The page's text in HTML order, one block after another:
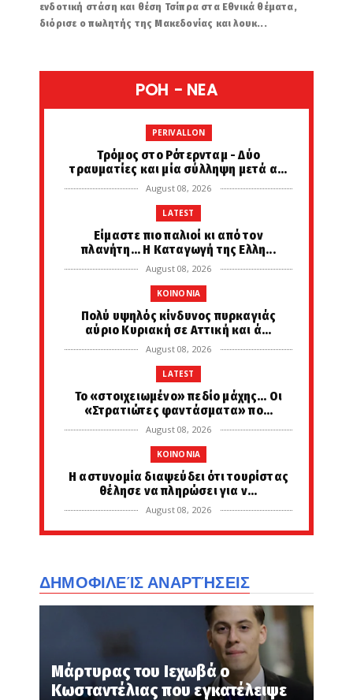
ενδοτική στάση και θέση Τσίπρα στα Εθνικά θέματα,
διόρισε ο πωλητής της Μακεδονίας και λουκ...
POH - NEA
PERIVALLON
Tρόμος στο Ρότερνταμ - Δύο
τραυματίες και μία σύλληψη μετά α...
August 08, 2026
LATEST
Είμαστε πιο παλιοί κι από τον
πλανήτη... Η Καταγωγή της Ελλη...
August 08, 2026
KOINONIA
Πολύ υψηλός κίνδυνος πυρκαγιάς
αύριο Κυριακή σε Αττική και ά...
August 08, 2026
LATEST
Το «στοιχειωμένο» πεδίο μάχης… Οι
«Στρατιώτες φαντάσματα» πο...
August 08, 2026
KOINONIA
Η αστυνομία διαψεύδει ότι τουρίστας
θέλησε να πληρώσει για ν...
August 08, 2026
LATEST
August 08, 2026
Στις φλόγες κρίσιμες υποδομές στη
Ρωσία: Η Ουκρανία χτύπησε ...
August 08, 2026
LATEST
ΔΗΜΟΦΙΛΕΊΣ ΑΝΑΡΤΉΣΕΙΣ
Μάρτυρας του Ιεχωβά ο
Κωσταντέλιας που εγκατέλειψε